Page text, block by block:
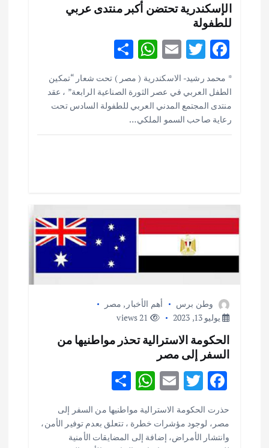
الإسكندرية تحتضن أكبر منتدى عربي
للطفولة
F
e
b
o
T
w
it
te
r
E
ai
l
W
at
s
A
ar
e
* محمد رشيد- الاسكندرية ( مصر ) تحت شعار “تمكين
الطفل العربي في عصر الثورة الصناعية الرابعة” ، عقد
منتدى المجتمع المدني العربي للطفولة السادس تحت
رعاية صاحب السمو الملكي…
وطن برس أهم الأخبار , مصر
يوليو 13, 2023
الحكومة الاسترالية تحذر مواطنيها من
السفر إلى مصر
F
ac
e
b
T
w
it
te
E
m
ai
l
W
h
at
s
S
h
ar
e
حذرت الحكومة الاسترالية مواطنيها من السفر إلى
مصر، لوجود مؤشرات خطرة ، تتعلق بعدم توفير الأمن،
وانتشار الأمراض، إضافة إلى المضايقات الأمنية
أهم الأخبار ثقافة وفنون
اختتام ورشة السينوغرافيا في مدينة كلباء الاماراتية